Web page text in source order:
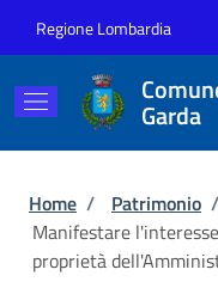
Regione Lombardia
Garda
Briciole di
Home / Patrimonio /
Manifestare
proprietà